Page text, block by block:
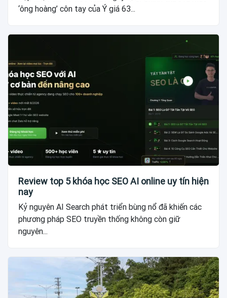
‘ông hoàng’ côn tay của Ý giá 63...
Review top 5 khóa học SEO AI online uy tín hiện
nay
Kỷ nguyên AI Search phát triển bùng nổ đã khiến các
phương pháp SEO truyền thống không còn giữ
nguyên...